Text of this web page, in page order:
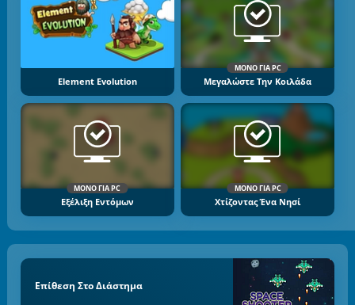
Element Evolution
ΜΌΝΟ ΓΙΑ PC
Μεγαλώστε Την Κοιλάδα
ΜΌΝΟ ΓΙΑ PC
Εξέλιξη Εντόμων
ΜΌΝΟ ΓΙΑ PC
Χτίζοντας Ένα Νησί
Επίθεση Στο Διάστημα